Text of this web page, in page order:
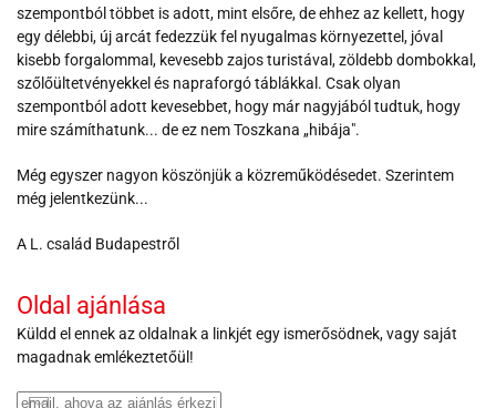
szempontból többet is adott, mint elsőre, de ehhez az kellett, hogy
egy délebbi, új arcát fedezzük fel nyugalmas környezettel, jóval
kisebb forgalommal, kevesebb zajos turistával, zöldebb dombokkal,
szőlőültetvényekkel és napraforgó táblákkal. Csak olyan
szempontból adott kevesebbet, hogy már nagyjából tudtuk, hogy
mire számíthatunk... de ez nem Toszkana „hibája".
Még egyszer nagyon köszönjük a közreműködésedet. Szerintem
még jelentkezünk...
A L. család Budapestről
Oldal ajánlása
Küldd el ennek az oldalnak a linkjét egy ismerősödnek, vagy saját
magadnak emlékeztetőül!